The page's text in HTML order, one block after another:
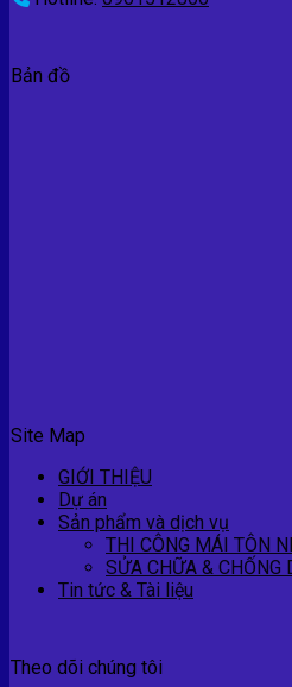
Bản đồ
Site Map
GIỚI THIỆU
Dự án
Sản phẩm và dịch vụ
THI CÔNG MÁI TÔN
SỬA CHỮA & CHỐNG
Tin tức & Tài liệu
Theo dõi chúng tôi